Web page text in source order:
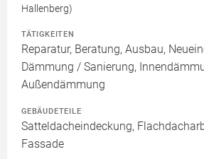
Hallenberg)
TÄTIGKEITEN
Reparatur, Beratung, Ausbau,
Dämmung / Sanierung,
Außendämmung
GEBÄUDETEILE
Satteldacheindeckung,
Fassade